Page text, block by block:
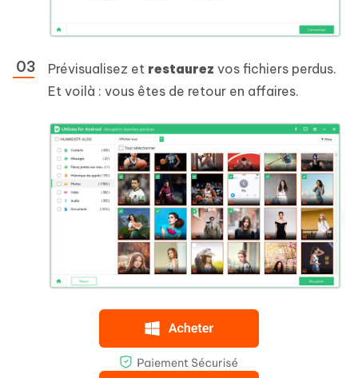
Prévisualisez et restaurez vos fichiers perdus.
Et voilà : vous êtes de retour en affaires.